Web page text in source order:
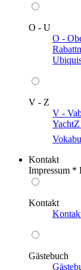
O - U
O -
V - Z
V -
Yacht
Kontakt
Impressum *
Kontakt
Gästebuch